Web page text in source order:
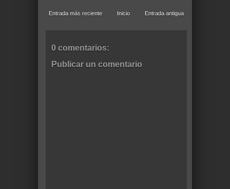
Entrada más reciente Entrada antigua
Inicio
0 comentarios:
Publicar un comentario